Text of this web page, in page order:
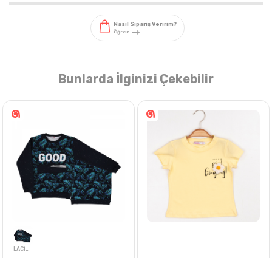
Nasıl Sipariş Veririm?
Öğren
Bunlarda İlginizi Çekebilir